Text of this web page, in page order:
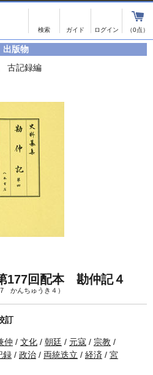
（0点）
出版物
古記録編
177回配本 勘仲記４
かんちゅうき４）
訂
仲 / 文化 / 朝廷 / 元寇 / 宗教 /
録 / 政治 / 両統迭立 / 経済 / 宮